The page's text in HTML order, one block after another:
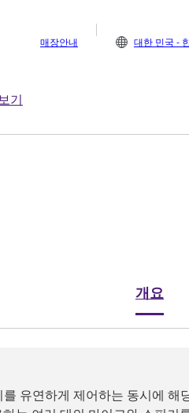
기
매장안내 대한 민국 -
개요
유연하게 제어하는 동시에 해